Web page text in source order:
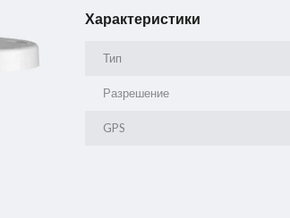
Характеристики
Тип
Разрешение
GPS